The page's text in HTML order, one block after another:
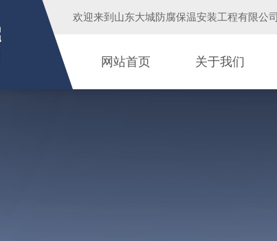
欢迎来到 山东大城防腐保温安装工程有限公司
网站首页 关于我们